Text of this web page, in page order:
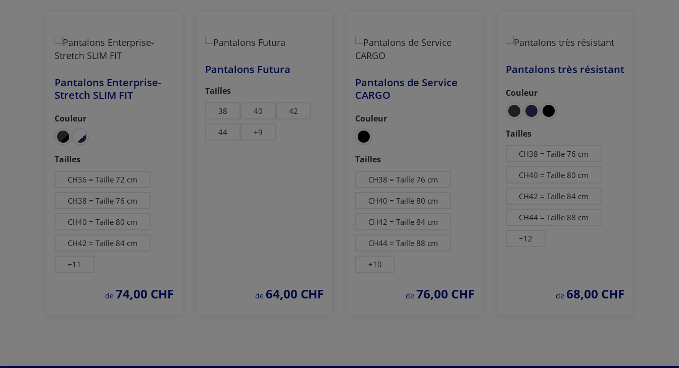
Pantalons Enterprise-
Stretch SLIM FIT
Sélectionnez
Couleur
Sélectionnez
Tailles
CH36 = Taille 72 cm
CH38 = Taille 76 cm
CH40 = Taille 80 cm
CH42 = Taille 84 cm
+11
prix régulier :
de 74,00 CHF
Pantalons Futura
Sélectionnez
Tailles
38 40 42
44 +9
prix régulier :
de 64,00 CHF
Pantalons de Service
CARGO
Sélectionnez
Couleur
Sélectionnez
Tailles
CH38 = Taille 76 cm
CH40 = Taille 80 cm
CH42 = Taille 84 cm
CH44 = Taille 88 cm
+10
prix régulier :
de 76,00 CHF
Pantalons très résistant
Sélectionnez
Couleur
Sélectionnez
Tailles
CH38 = Taille 76 cm
CH40 = Taille 80 cm
CH42 = Taille 84 cm
CH44 = Taille 88 cm
+12
prix régulier :
de 68,00 CHF